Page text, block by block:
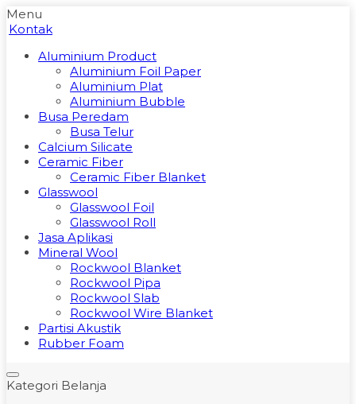
Menu
Kontak
Aluminium Product
Aluminium Foil Paper
Aluminium Plat
Aluminium Bubble
Busa Peredam
Busa Telur
Calcium Silicate
Ceramic Fiber
Ceramic Fiber Blanket
Glasswool
Glasswool Foil
Glasswool Roll
Jasa Aplikasi
Mineral Wool
Rockwool Blanket
Rockwool Pipa
Rockwool Slab
Rockwool Wire Blanket
Partisi Akustik
Rubber Foam
Kategori Belanja